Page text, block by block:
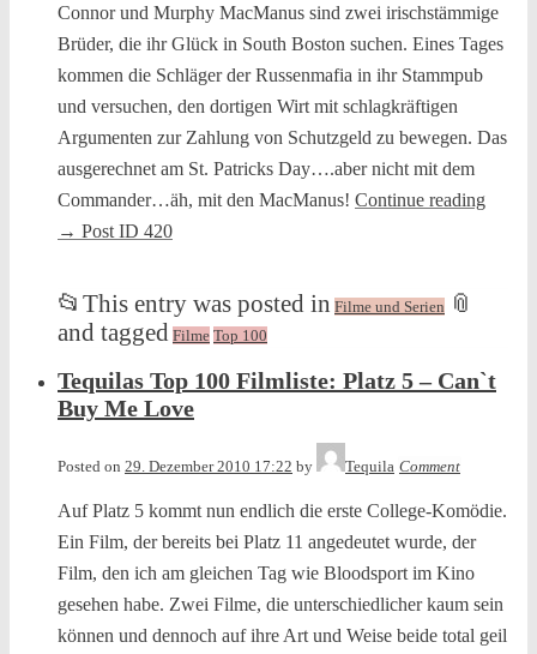
Connor und Murphy MacManus sind zwei irischstämmige
Brüder, die ihr Glück in South Boston suchen. Eines Tages
kommen die Schläger der Russenmafia in ihr Stammpub
und versuchen, den dortigen Wirt mit schlagkräftigen
Argumenten zur Zahlung von Schutzgeld zu bewegen. Das
ausgerechnet am St. Patricks Day….aber nicht mit dem
Commander…äh, mit den MacManus! Continue reading
→ Post ID 420
📂 This entry was posted in Filme und Serien 📎
and tagged Filme Top 100
Tequilas Top 100 Filmliste: Platz 5 – Can`t
Buy Me Love
Posted on 29. Dezember 2010 17:22 by Tequila Comment
Auf Platz 5 kommt nun endlich die erste College-Komödie.
Ein Film, der bereits bei Platz 11 angedeutet wurde, der
Film, den ich am gleichen Tag wie Bloodsport im Kino
gesehen habe. Zwei Filme, die unterschiedlicher kaum sein
können und dennoch auf ihre Art und Weise beide total geil